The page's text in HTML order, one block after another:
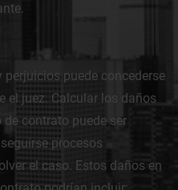
puede concederse
el juez. Calcular los daños
contrato puede ser
procesos
el caso. Estos daños en